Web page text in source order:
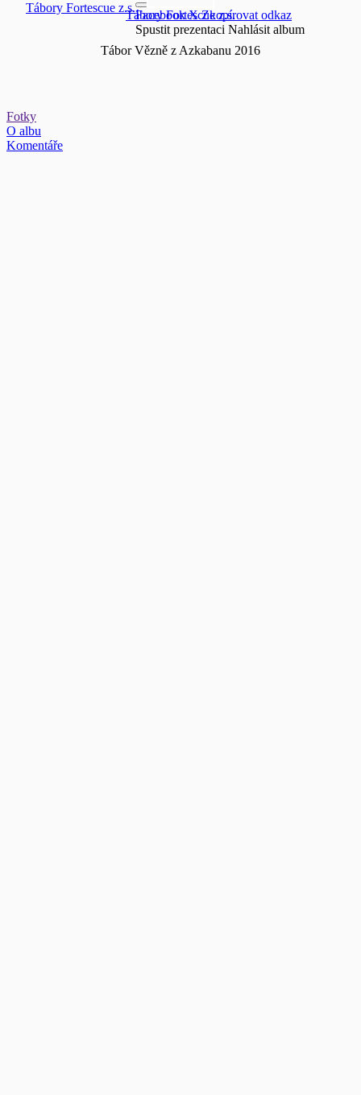
Tábory Fortescue z.s.
Tábor Vězně z Azkabanu 2016
Tábory Fortescue z.s.
Facebook X Zkopírovat odkaz
Spustit prezentaci Nahlásit album
Fotky
O albu
Komentáře